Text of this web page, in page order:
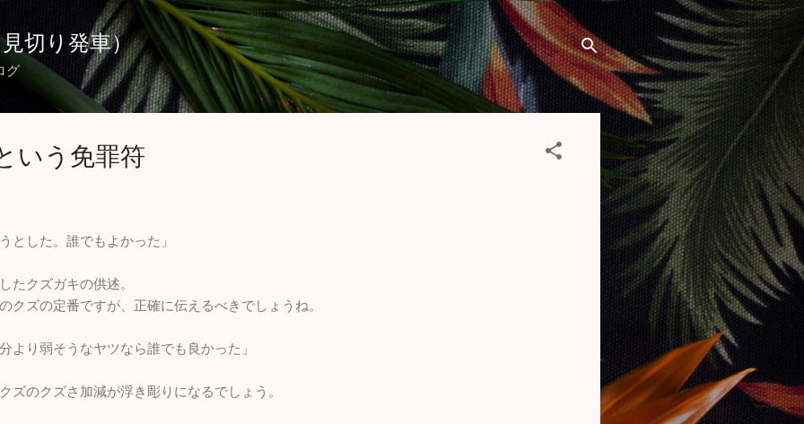
スキップしてメイン コンテンツに移動
切り発車）
グ
いう免罪符
とした。誰でもよかった」
たクズガキの供述。
クズの定番ですが、正確に伝えるべきでしょうね。
より弱そうなヤツなら誰でも良かった」
ズのクズさ加減が浮き彫りになるでしょう。